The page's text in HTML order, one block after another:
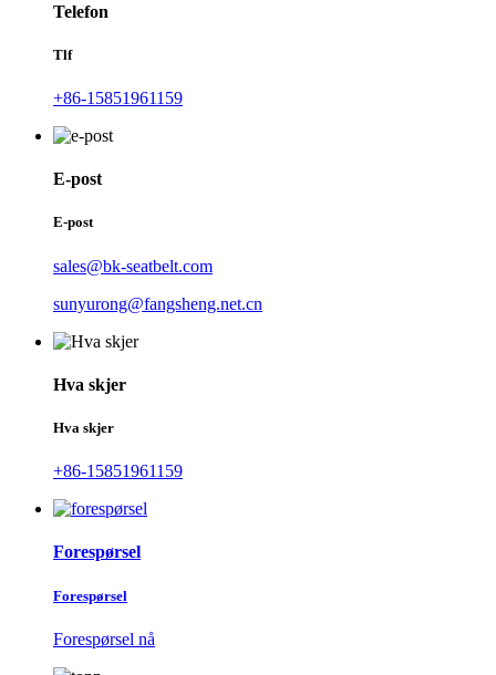
Telefon
Tlf
+86-15851961159
E-post
E-post
sales@bk-seatbelt.com
sunyurong@fangsheng.net.cn
Hva skjer
Hva skjer
+86-15851961159
Forespørsel
Forespørsel
Forespørsel nå